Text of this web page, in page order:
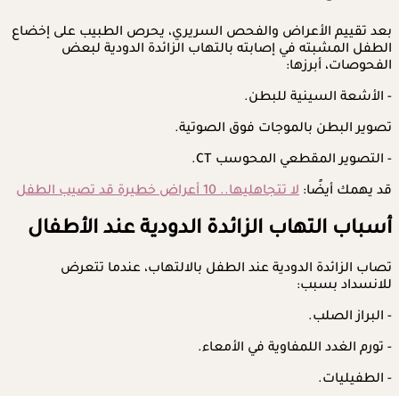
بعد تقييم الأعراض والفحص السريري، يحرص الطبيب على إخضاع
الطفل المشبته في إصابته بالتهاب الزائدة الدودية لبعض
الفحوصات، أبرزها:
- الأشعة السينية للبطن.
تصوير البطن بالموجات فوق الصوتية.
- التصوير المقطعي المحوسب CT.
قد يهمك أيضًا: لا تتجاهليها.. 10 أعراض خطيرة قد تصيب الطفل
أسباب التهاب الزائدة الدودية عند الأطفال
تصاب الزائدة الدودية عند الطفل بالالتهاب، عندما تتعرض
للانسداد بسبب:
- البراز الصلب.
- تورم الغدد اللمفاوية في الأمعاء.
- الطفيليات.